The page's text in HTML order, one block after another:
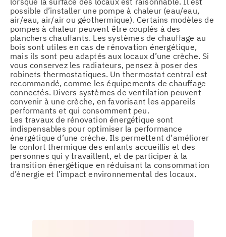
possible d’installer une pompe à chaleur (eau/eau,
air/eau, air/air ou géothermique). Certains modèles de
pompes à chaleur peuvent être couplés à des
planchers chauffants. Les systèmes de chauffage au
bois sont utiles en cas de rénovation énergétique,
mais ils sont peu adaptés aux locaux d’une crèche. Si
vous conservez les radiateurs, pensez à poser des
robinets thermostatiques. Un thermostat central est
recommandé, comme les équipements de chauffage
connectés. Divers systèmes de ventilation peuvent
convenir à une crèche, en favorisant les appareils
performants et qui consomment peu.
Les travaux de rénovation énergétique sont
indispensables pour optimiser la performance
énergétique d’une crèche. Ils permettent d’améliorer
le confort thermique des enfants accueillis et des
personnes qui y travaillent, et de participer à la
transition énergétique en réduisant la consommation
d’énergie et l’impact environnemental des locaux.